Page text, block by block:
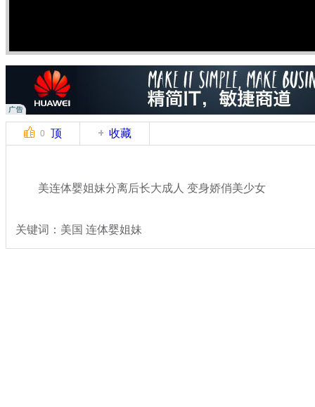
0 顶 收藏
美连体婴姐妹分离后长大成人 变身娇俏美少女
关键词：美国 连体婴姐妹